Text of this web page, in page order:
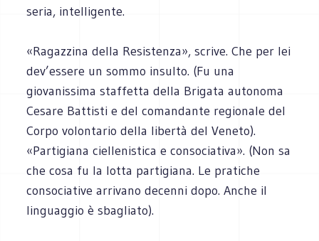
seria, intelligente.
«Ragazzina della Resistenza», scrive. Che per lei
dev’essere un sommo insulto. (Fu una
giovanissima staffetta della Brigata autonoma
Cesare Battisti e del comandante regionale del
Corpo volontario della libertà del Veneto).
«Partigiana ciellenistica e consociativa». (Non sa
che cosa fu la lotta partigiana. Le pratiche
consociative arrivano decenni dopo. Anche il
linguaggio è sbagliato).